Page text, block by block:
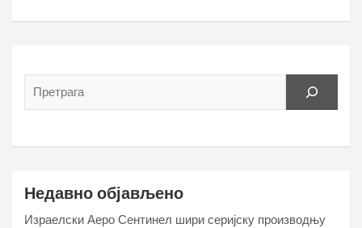
Недавно објављено
Израелски Аеро Сентинел шири серијску производњу